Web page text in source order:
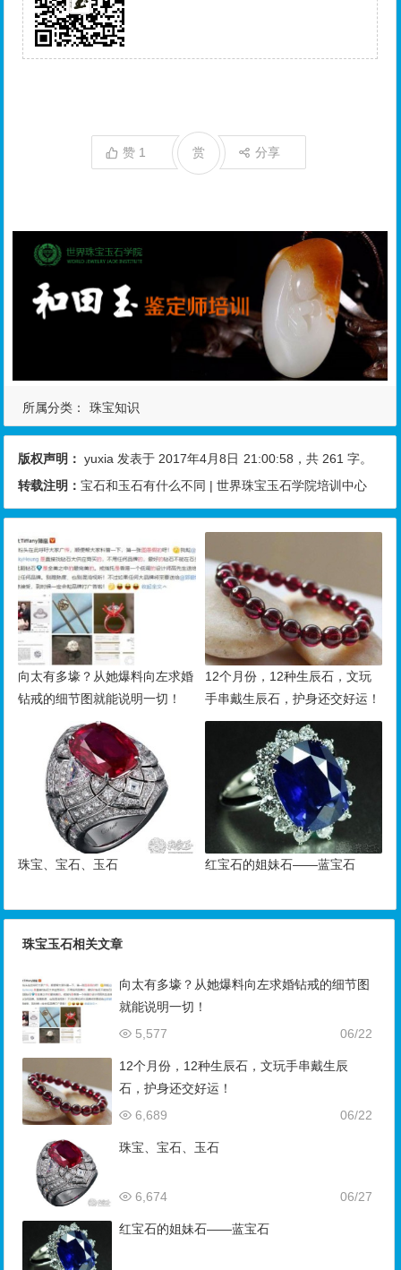
赞 1 分享
赏
所属分类： 珠宝知识
版权声明： yuxia 发表于 2017年4月8日 21:00:58 ，共 261 字。
转载注明：宝石和玉石有什么不同 | 世界珠宝玉石学院培训中心
向太有多壕？从她爆料向左求婚
钻戒的细节图就能说明一切！
12个月份，12种生辰石，文玩
手串戴生辰石，护身还交好运！
珠宝、宝石、玉石 红宝石的姐妹石——蓝宝石
珠宝玉石相关文章
向太有多壕？从她爆料向左求婚钻戒的细节图
就能说明一切！
06/22
5,577
12个月份，12种生辰石，文玩手串戴生辰
石，护身还交好运！
06/22
6,689
珠宝、宝石、玉石
06/27
6,674
红宝石的姐妹石——蓝宝石